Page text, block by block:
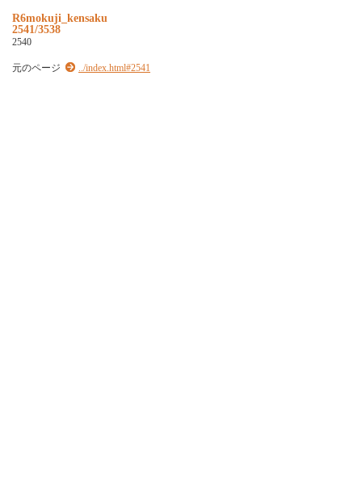
R6mokuji_kensaku
2541/3538
2540
元のページ ../index.html#2541